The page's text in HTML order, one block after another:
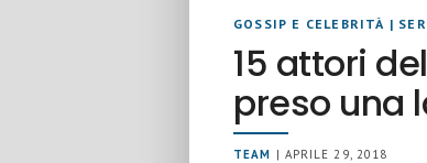
GOSSIP E CELEBRITÀ |
15 attori
preso una
TEAM | APRILE 29, 2018